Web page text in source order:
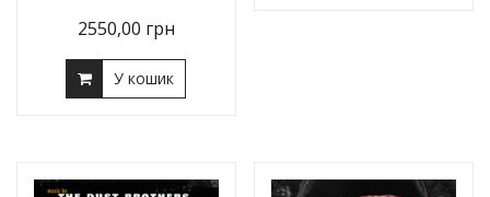
2550,00 грн
У кошик